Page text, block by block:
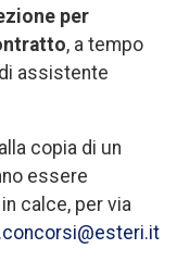
per
, a tempo
assistente
copia di un
essere
calce, per via